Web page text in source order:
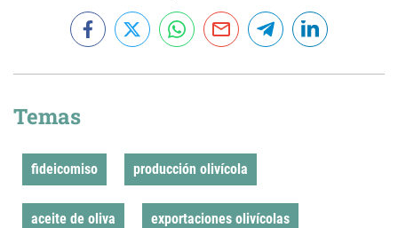
Temas
fideicomiso producción olivícola
aceite de oliva exportaciones olivícolas